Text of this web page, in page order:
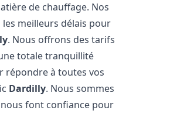
de chauffage. Nos
meilleurs délais pour
. Nous offrons des tarifs
totale tranquillité
répondre à toutes vos
Dardilly. Nous sommes
font confiance pour